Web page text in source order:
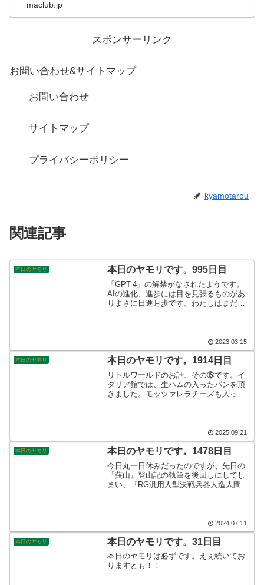
maclub.jp
スポンサーリンク
お問い合わせ&サイトマップ
お問い合わせ
サイトマップ
プライバシーポリシー
kyamotarou
関連記事
本日のヤモリ 本日のヤモリです。995日目
「GPT-4」の解禁がなされたようです。
AIの進化、進歩には目を見張るものがあ
りまさに日進月歩です。わたしはまだ使
す。これは驚きです◎そんなこんなで、
本日のヤモリです。
2023.03.15
本日のヤモリ 本日のヤモリです。1914日目
リトルワールドのお話、その⑮です。イ
タリア館では、生ハムの入ったパンを頂
きました。モッツァレラチーズも入って
しながら、テントの展示場へやって来ま
した。そんなこんなで、本日のヤモリで
す。
2025.09.21
本日のヤモリ 本日のヤモリです。1478日目
今日丸一日休みだったのですが、先日の
『蕪山』登山記の執筆を後回しにしてし
まい、『RG汎用人型決戦兵器人造人間エ
リアルでしてパーツひとつを組み立てる
ごとに感嘆しきりでした。そんなこんな
で、本日のヤモリです。
2024.07.11
本日のヤモリ 本日のヤモリです。31日目
本日のヤモリは必ずです。えぇ続いてお
りますとも！！